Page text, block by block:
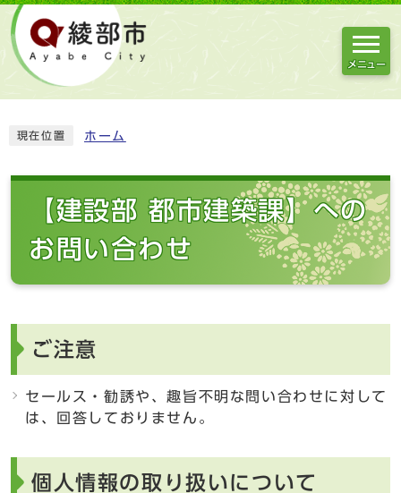
メニュー
現在位置 ホーム
【建設部 都市建築課】への
お問い合わせ
ご注意
セールス・勧誘や、趣旨不明な問い合わせに対して
は、回答しておりません。
個人情報の取り扱いについて